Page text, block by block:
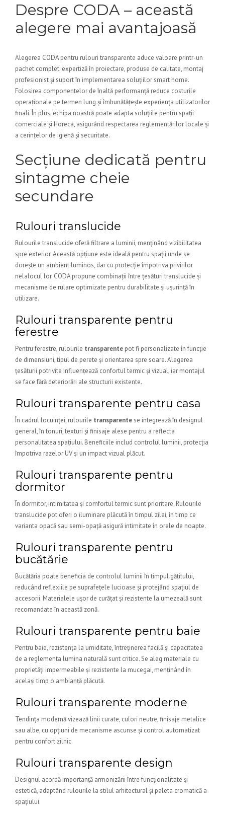
Despre CODA – această
alegere mai avantajoasă
Alegerea CODA pentru rulouri transparente aduce valoare printr-un
pachet complet: expertiză în proiectare, produse de calitate, montaj
profesionist și suport în implementarea soluțiilor smart home.
Folosirea componentelor de înaltă performanță reduce costurile
operaționale pe termen lung și îmbunătățește experiența utilizatorilor
finali. În plus, echipa noastră poate adapta soluțiile pentru spații
comerciale și Horeca, asigurând respectarea reglementărilor locale și
a cerințelor de igienă și securitate.
Secțiune dedicată pentru
sintagme cheie
secundare
Rulouri translucide
Rulourile translucide oferă filtrare a luminii, menținând vizibilitatea
spre exterior. Această opțiune este ideală pentru spații unde se
dorește un ambient luminos, dar cu protecție împotriva privirilor
nelalocul lor. CODA propune combinații între țesături translucide și
mecanisme de rulare optimizate pentru durabilitate și ușurință în
utilizare.
Rulouri transparente pentru
ferestre
Pentru ferestre, rulourile transparente pot fi personalizate în funcție
de dimensiuni, tipul de perete și orientarea spre soare. Alegerea
țesăturii potrivite influențează confortul termic și vizual, iar montajul
se face fără deteriorări ale structurii existente.
Rulouri transparente pentru casa
În cadrul locuinței, rulourile transparentese integrează în designul
general, în tonuri, texturi și finisaje alese pentru a reflecta
personalitatea spațiului. Beneficiile includ controlul luminii, protecția
împotriva razelor UV și un impact vizual plăcut.
Rulouri transparente pentru
dormitor
În dormitor, intimitatea și comfortul termic sunt prioritare. Rulourile
translucide pot oferi o iluminare plăcută în timpul zilei, în timp ce
varianta opacă sau semi-opață asigură intimitate în orele de noapte.
Rulouri transparente pentru
bucătărie
Bucătăria poate beneficia de controlul luminii în timpul gătitului,
reducând reflexiile pe suprafețele lucioase și protejând spațiul de
accesorii. Materialele ușor de curățat și rezistente la umezeală sunt
recomandate în această zonă.
Rulouri transparente pentru baie
Pentru baie, rezistența la umiditate, întreținerea facilă și capacitatea
de a reglementa lumina naturală sunt critice. Se aleg materiale cu
proprietăți impermeabile și rezistente la mucegai, menținând în
același timp o ambianță plăcută.
Rulouri transparente moderne
Tendința modernă vizează linii curate, culori neutre, finisaje metalice
sau albe, cu opțiuni de mecanisme ascunse și control automatizat
pentru confort zilnic.
Rulouri transparente design
Designul acordă importanță armonizării între funcționalitate și
estetică, adaptând rulourile la stilul arhitectural și paleta cromatică a
spațiului.